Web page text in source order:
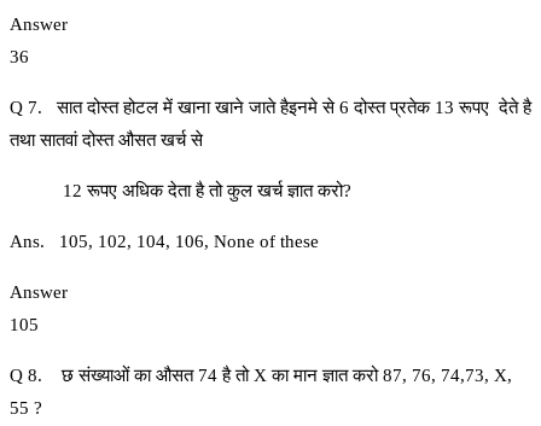
Answer
36
Q 7. सात दोस्त होटल में खाना खाने जाते हैइनमे से 6 दोस्त प्रतेक 13 रूपए देते है
तथा सातवां दोस्त औसत खर्च से
12 रूपए अधिक देता है तो कुल खर्च ज्ञात करो?
Ans. 105, 102, 104, 106, None of these
Answer
105
Q 8. छ संख्याओं का औसत 74 है तो X का मान ज्ञात करो 87, 76, 74,73, X,
55 ?